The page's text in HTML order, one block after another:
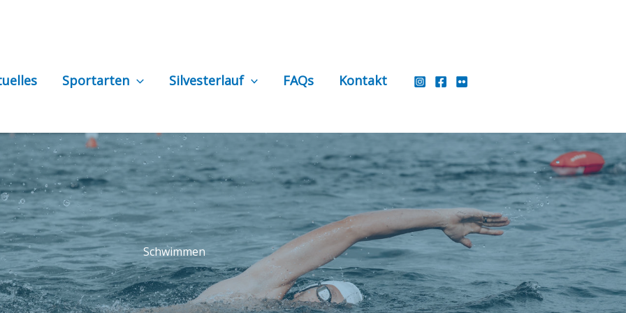
Sportarten Silvesterlauf FAQs Kontakt
Schwimmen